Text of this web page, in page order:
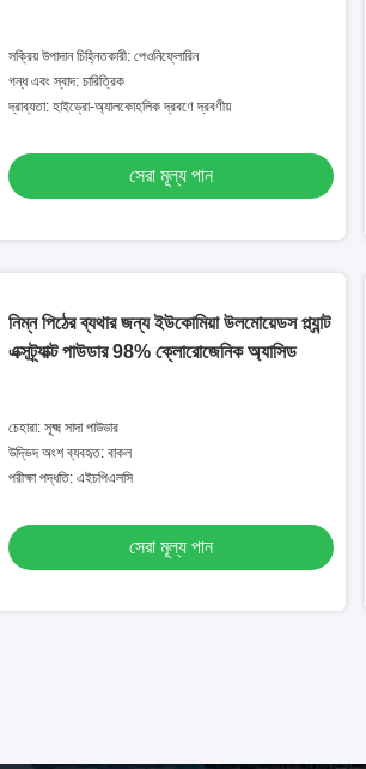
সক্রিয় উপাদান চিহ্নিতকারী: পেওনিফ্লোরিন
গন্ধ এবং স্বাদ: চারিত্রিক
দ্রাব্যতা: হাইড্রো-অ্যালকোহলিক দ্রবণে দ্রবণীয়
সেরা মূল্য পান
নিম্ন পিঠের ব্যথার জন্য ইউকোমিয়া উলমোয়েডস প্ল্যান্ট
এক্সট্র্যাক্ট পাউডার 98% ক্লোরোজেনিক অ্যাসিড
চেহারা: সূক্ষ্ম সাদা পাউডার
উদ্ভিদ অংশ ব্যবহৃত: বাকল
পরীক্ষা পদ্ধতি: এইচপিএলসি
সেরা মূল্য পান